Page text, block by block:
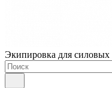
Экипировка для силовых